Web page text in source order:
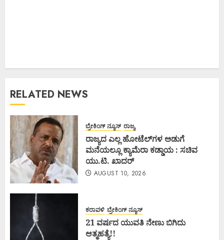
RELATED NEWS
ಬ್ರೇಕಿಂಗ್ ನ್ಯೂಸ್ ರಾಜ್ಯ
ರಾಜ್ಯದ ಎಲ್ಲ ಹೋಟೆಲ್‌ಗಳ ಅಡುಗೆ
ಮನೆಯಲ್ಲೂ ಕ್ಯಾಮೆರಾ ಕಡ್ಡಾಯ : ಸಚಿವ
ಯು.ಟಿ. ಖಾದರ್
AUGUST 10, 2026
ಕರಾವಳಿ ಬ್ರೇಕಿಂಗ್ ನ್ಯೂಸ್
21 ವರ್ಷದ ಯುವತಿ ನೇಣು ಬಿಗಿದು
ಆತ್ಮಹತ್ಯೆ!!